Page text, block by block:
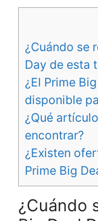
¿Cuándo se
Day de esta
¿El Prime
disponible
¿Qué
encontrar?
¿Existen
Prime Big
¿Cuándo